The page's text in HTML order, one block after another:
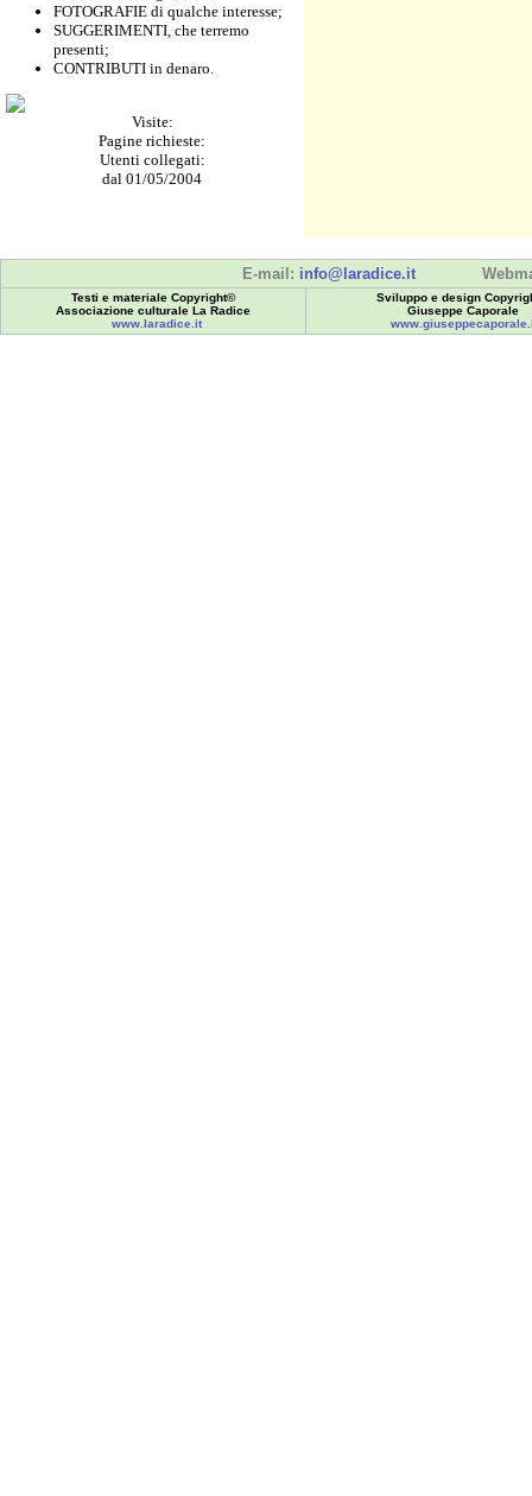
FOTOGRAFIE di qualche interesse;
SUGGERIMENTI, che terremo
presenti;
CONTRIBUTI in denaro.
Visite:
Pagine richieste:
Utenti collegati:
dal 01/05/2004
E-mail: info@laradice.it
Testi e materiale Copyright©
Associazione culturale La Radice
www.laradice.it
Sviluppo e design
Giuseppe Caporale